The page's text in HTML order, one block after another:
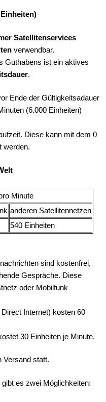
Einheiten)
Satellitenservices
verwendbar.
Guthabens ist ein aktives
.
Ende der Gültigkeitsadauer
(6.000 Einheiten)
Diese kann mit dem 0
werden.
Minute
anderen Satellitennetzen
540 Einheiten
sind kostenfrei,
Gespräche. Diese
oder Mobilfunk
Internet) kosten 60
30 Einheiten je Minute.
Versand statt.
es zwei Möglichkeiten: